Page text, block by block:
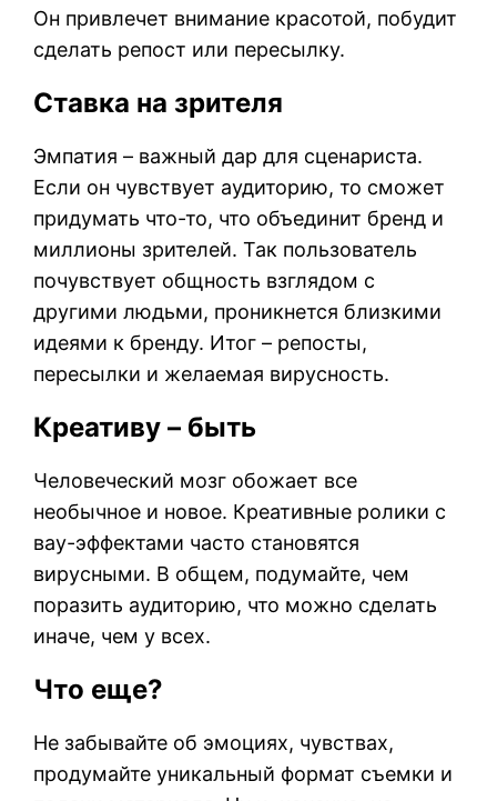
Он привлечет внимание красотой, побудит
сделать репост или пересылку.
Ставка на зрителя
Эмпатия – важный дар для сценариста.
Если он чувствует аудиторию, то сможет
придумать что-то, что объединит бренд и
миллионы зрителей. Так пользователь
почувствует общность взглядом с
другими людьми, проникнется близкими
идеями к бренду. Итог – репосты,
пересылки и желаемая вирусность.
Креативу – быть
Человеческий мозг обожает все
необычное и новое. Креативные ролики с
вау-эффектами часто становятся
вирусными. В общем, подумайте, чем
поразить аудиторию, что можно сделать
иначе, чем у всех.
Что еще?
Не забывайте об эмоциях, чувствах,
продумайте уникальный формат съемки и